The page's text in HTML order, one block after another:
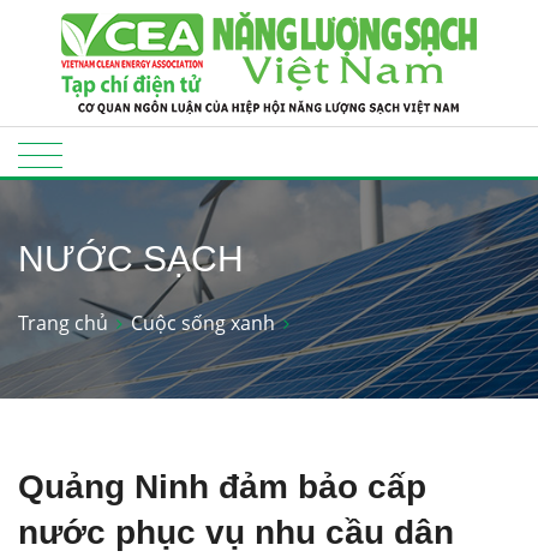
NƯỚC SẠCH
Trang chủ Cuộc sống xanh
Quảng Ninh đảm bảo cấp
nước phục vụ nhu cầu dân